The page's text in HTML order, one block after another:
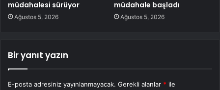
müdahalesi sürüyor
Ağustos 5, 2026
müdahale başladı
Ağustos 5, 2026
Bir yanıt yazın
E-posta adresiniz yayınlanmayacak. Gerekli alanlar * ile